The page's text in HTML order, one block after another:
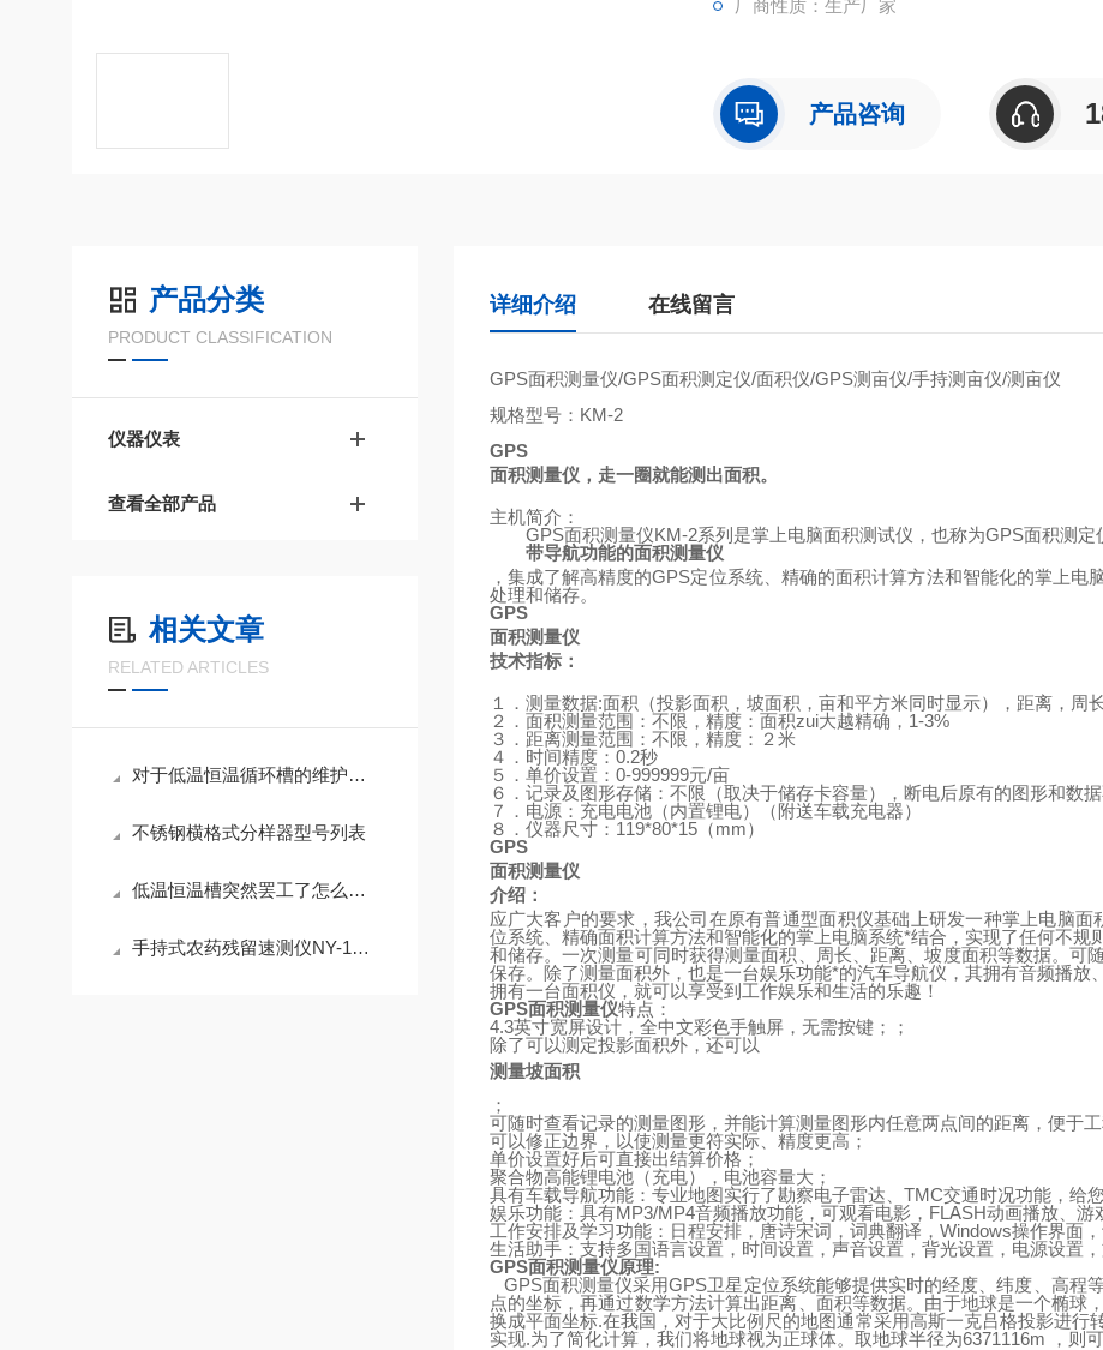
厂商性质：生产厂家
产品咨询
产品分类
PRODUCT CLASSIFICATION
仪器仪表
查看全部产品
相关文章
RELATED ARTICLES
对于低温恒温循环槽的维护与保养可以按以下方法进行
不锈钢横格式分样器型号列表
低温恒温槽突然罢工了怎么办，教你一些简单的应急小知识
手持式农药残留速测仪NY-1D主机简介
详细介绍 在线留言
GPS面积测量仪/GPS面积测定仪/面积仪/GPS测亩仪/手持测亩仪/测亩仪
规格型号： KM-2
GPS
面积测量仪，走一圈就能测出面积。
主机简介：
GPS面积测量仪KM-2系列是掌上电脑面积测试仪，也称为GPS面积测定
带导航功能的面积测量仪
，集成了解高精度的GPS定位系统、精确的面积计算方法和智能化的掌上电
处理和储存。
GPS
面积测量仪
技术指标：
１．测量数据:面积（投影面积，坡面积，亩和平方米同时显示），距离，周
２．面积测量范围：不限，精度：面积zui大越精确， 1-3%
３．距离测量范围：不限，精度：２米
４．时间精度： 0.2秒
５．单价设置： 0-999999元/亩
６．记录及图形存储：不限（取决于储存卡容量），断电后原有的图形和数
７．电源：充电电池（内置锂电）
（附送车载充电器）
８．仪器尺寸： 119*80*15（mm）
GPS
面积测量仪
介绍：
应广大客户的要求，我公司在原有普通型面积仪基础上研发一种掌上电脑面
位系统、精确面积计算方法和智能化的掌上电脑系统*结合，实现了任何不
和储存。一次测量可同时获得测量面积、周长、距离、坡度面积等数据。可
保存。除了测量面积外，也是一台娱乐功能*的汽车导航仪，其拥有音频播放
拥有一台面积仪，就可以享受到工作娱乐和生活的乐趣！
GPS面积测量仪特点：
4.3英寸宽屏设计，全中文彩色手触屏，无需按键；；
除了可以测定投影面积外，还可以
测量坡面积
；
可随时查看记录的测量图形，并能计算测量图形内任意两点间的距离，便于工
可以修正边界，以使测量更符实际、精度更高；
单价设置好后可直接出结算价格；
聚合物高能锂电池（充电），电池容量大；
具有车载导航功能：专业地图实行了勘察电子雷达、 TMC交通时况功能，给
娱乐功能：具有MP3/MP4音频播放功能，可观看电影， FLASH动画播放、游
工作安排及学习功能：日程安排，唐诗宋词，词典翻译， Windows操作界面
生活助手：支持多国语言设置，时间设置，声音设置，背光设置，电源设置
GPS面积测量仪原理:
GPS面积测量仪采用GPS卫星定位系统能够提供实时的经度、纬度、高程
点的坐标，再通过数学方法计算出距离、面积等数据。由于地球是一个椭球
换成平面坐标.在我国，对于大比例尺的地图通常采用高斯一克吕格投影进行
实现.为了简化计算，我们将地球视为正球体。取地球半径为6371116m ，则